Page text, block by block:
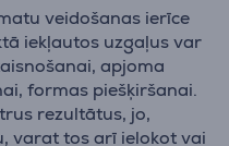
veidošanas ierīce
iekļautos uzgaļus var
apjoma
formas piešķiršanai.
rezultātus, jo,
varat tos arī ielokot vai